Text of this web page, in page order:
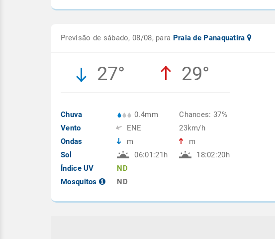
Previsão de sábado, 08/08, para Praia de Panaquatira
27° 29°
Chuva
Vento
Ondas
Sol
Índice UV
Mosquitos
0.4mm
ENE
m
06:01:21h
ND
ND
Chances: 37%
23km/h
m
18:02:20h